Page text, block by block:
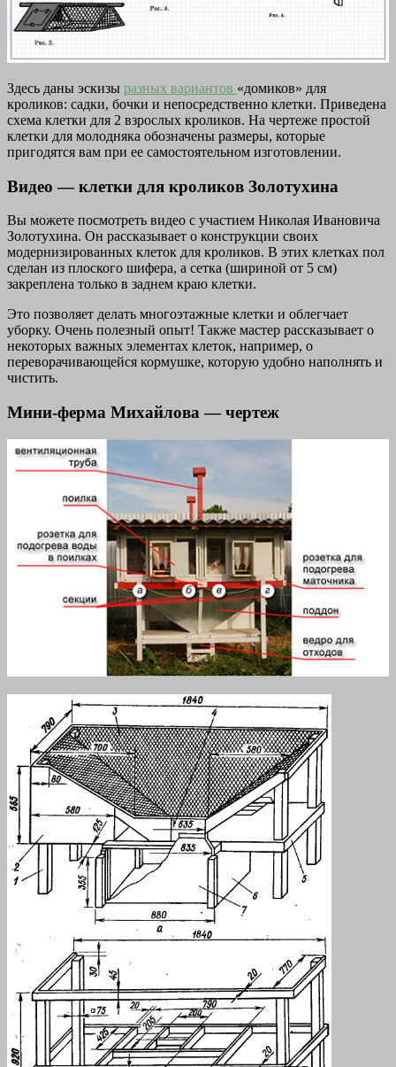
Здесь даны эскизы разных вариантов «домиков» для
кроликов: садки, бочки и непосредственно клетки. Приведена
схема клетки для 2 взрослых кроликов. На чертеже простой
клетки для молодняка обозначены размеры, которые
пригодятся вам при ее самостоятельном изготовлении.
Видео — клетки для кроликов Золотухина
Вы можете посмотреть видео с участием Николая Ивановича
Золотухина. Он рассказывает о конструкции своих
модернизированных клеток для кроликов. В этих клетках пол
сделан из плоского шифера, а сетка (шириной от 5 см)
закреплена только в заднем краю клетки.
Это позволяет делать многоэтажные клетки и облегчает
уборку. Очень полезный опыт! Также мастер рассказывает о
некоторых важных элементах клеток, например, о
переворачивающейся кормушке, которую удобно наполнять и
чистить.
Мини-ферма Михайлова — чертеж